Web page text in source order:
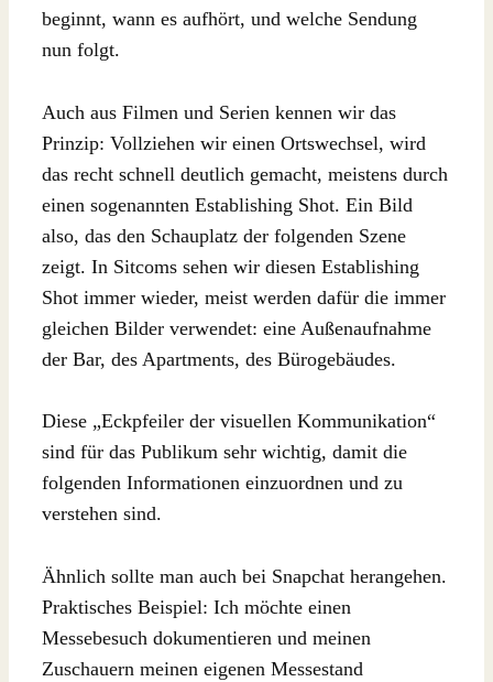
beginnt, wann es aufhört, und welche Sendung
nun folgt.
Auch aus Filmen und Serien kennen wir das
Prinzip: Vollziehen wir einen Ortswechsel, wird
das recht schnell deutlich gemacht, meistens durch
einen sogenannten Establishing Shot. Ein Bild
also, das den Schauplatz der folgenden Szene
zeigt. In Sitcoms sehen wir diesen Establishing
Shot immer wieder, meist werden dafür die immer
gleichen Bilder verwendet: eine Außenaufnahme
der Bar, des Apartments, des Bürogebäudes.
Diese „Eckpfeiler der visuellen Kommunikation“
sind für das Publikum sehr wichtig, damit die
folgenden Informationen einzuordnen und zu
verstehen sind.
Ähnlich sollte man auch bei Snapchat herangehen.
Praktisches Beispiel: Ich möchte einen
Messebesuch dokumentieren und meinen
Zuschauern meinen eigenen Messestand